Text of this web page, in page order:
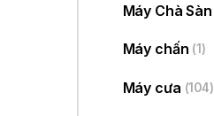
Máy Chà Sàn
Máy chấn (1)
Máy cưa (104)